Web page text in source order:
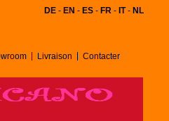
DE - EN - ES - FR - IT- NL
Livraison Contacter